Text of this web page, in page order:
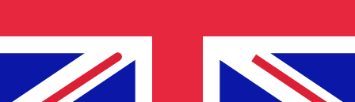
Malta para evitar atrasos.